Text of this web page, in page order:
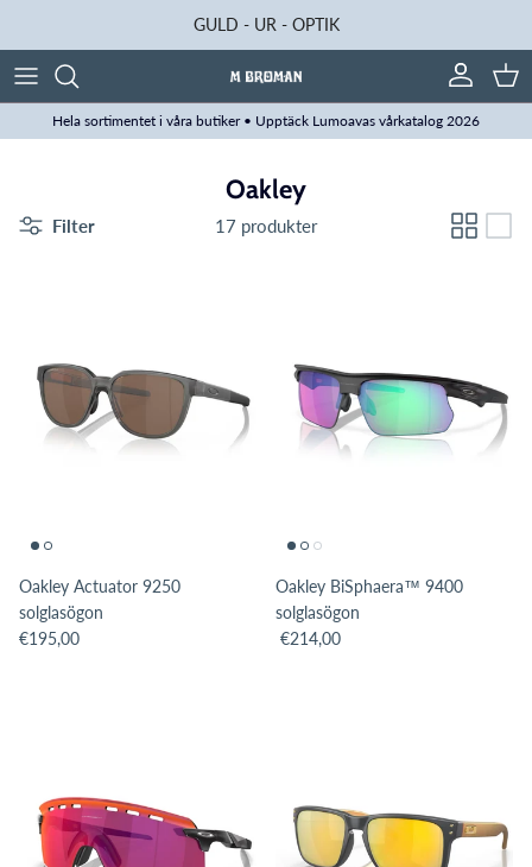
GULD - UR - OPTIK
Konto
Hela sortimentet i våra butiker • Upptäck Lumoavas vårkatalog 2026
Oakley
Filter 17 produkter
Oakley Actuator 9250
solglasögon
Translation missing: sv.products.product.price.regular_price
€195,00
Oakley BiSphaera™ 9400
solglasögon
Translation missing:
€214,00